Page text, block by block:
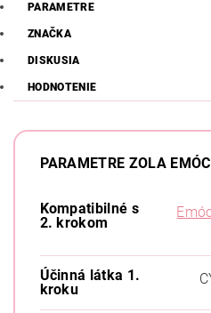
PARAMETRE
ZNAČKA
DISKUSIA
HODNOTENIE
PARAMETRE ZOLA
Kompatibilné s
2. krokom
Účinná látka 1.
kroku